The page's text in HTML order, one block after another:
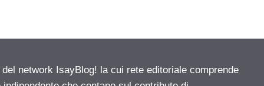
del network IsayBlog! la cui rete editoriale comprende